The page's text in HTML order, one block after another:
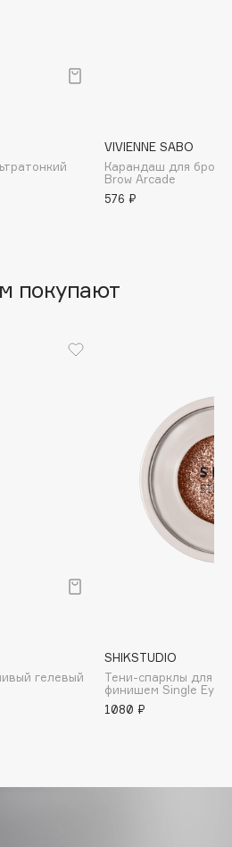
VIVIENNE SABO
Карандаш для
Brow Arcade
576 ₽
покупают
гелевый
SHIKSTUDIO
Тени-спарклы для
финишем Single
1080 ₽